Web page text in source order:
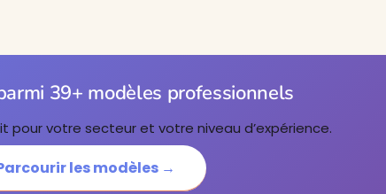
39+ modèles professionnels
pour votre secteur et votre niveau d’expérience.
les modèles →